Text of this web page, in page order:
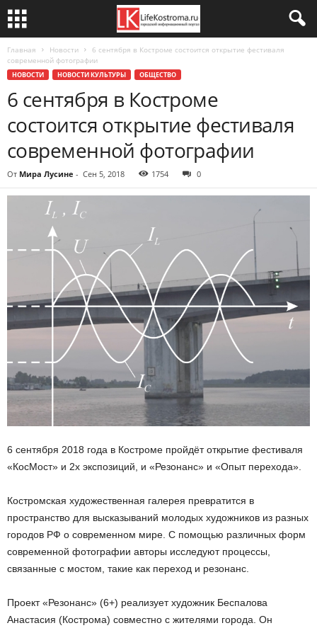
Главная Новости
6 сентября в Костроме состоится открытие фестиваля
современной фотографии
НОВОСТИ НОВОСТИ КУЛЬТУРЫ ОБЩЕСТВО
6 сентября в Костроме
состоится открытие фестиваля
современной фотографии
От Мира Лусине - Сен 5, 2018 1754 0
6 сентября 2018 года в Костроме пройдёт открытие фестиваля
«КосМост» и 2х экспозиций, и «Резонанс» и «Опыт перехода».
Костромская художественная галерея превратится в
пространство для высказываний молодых художников из разных
городов РФ о современном мире. С помощью различных форм
современной фотографии авторы исследуют процессы,
связанные с мостом, такие как переход и резонанс.
Проект «Резонанс» (6+) реализует художник Беспалова
Анастасия (Кострома) совместно с жителями города. Он